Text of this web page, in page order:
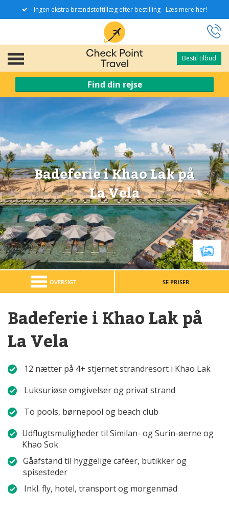
Ingen ekstra brændstoftillæg efter bestilling - Læs mere her!
Bestil tilbud
Bestil tilbud
Find din rejse
Badeferie i Khao Lak på
La Vela
OVERSIGT SE PRISER
Badeferie i Khao Lak på
La Vela
12 nætter på 4+ stjernet strandresort i Khao Lak
Luksuriøse omgivelser og privat strand
To pools, børnepool og beach club
Udflugtsmuligheder til Similan- og Surin-øerne og
Khao Sok
Gåafstand til hyggelige caféer, butikker og
spisesteder
Inkl. fly, hotel, transport og morgenmad